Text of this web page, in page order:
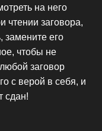
на него
чтении заговора,
замените его
чтобы не
заговор
с верой в себя, и
сдан!